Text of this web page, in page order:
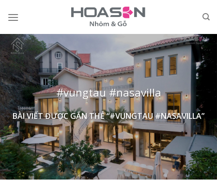
#vungtau #nasavilla
BÀI VIẾT ĐƯỢC GẮN THẺ “#VUNGTAU #NASAVILLA”